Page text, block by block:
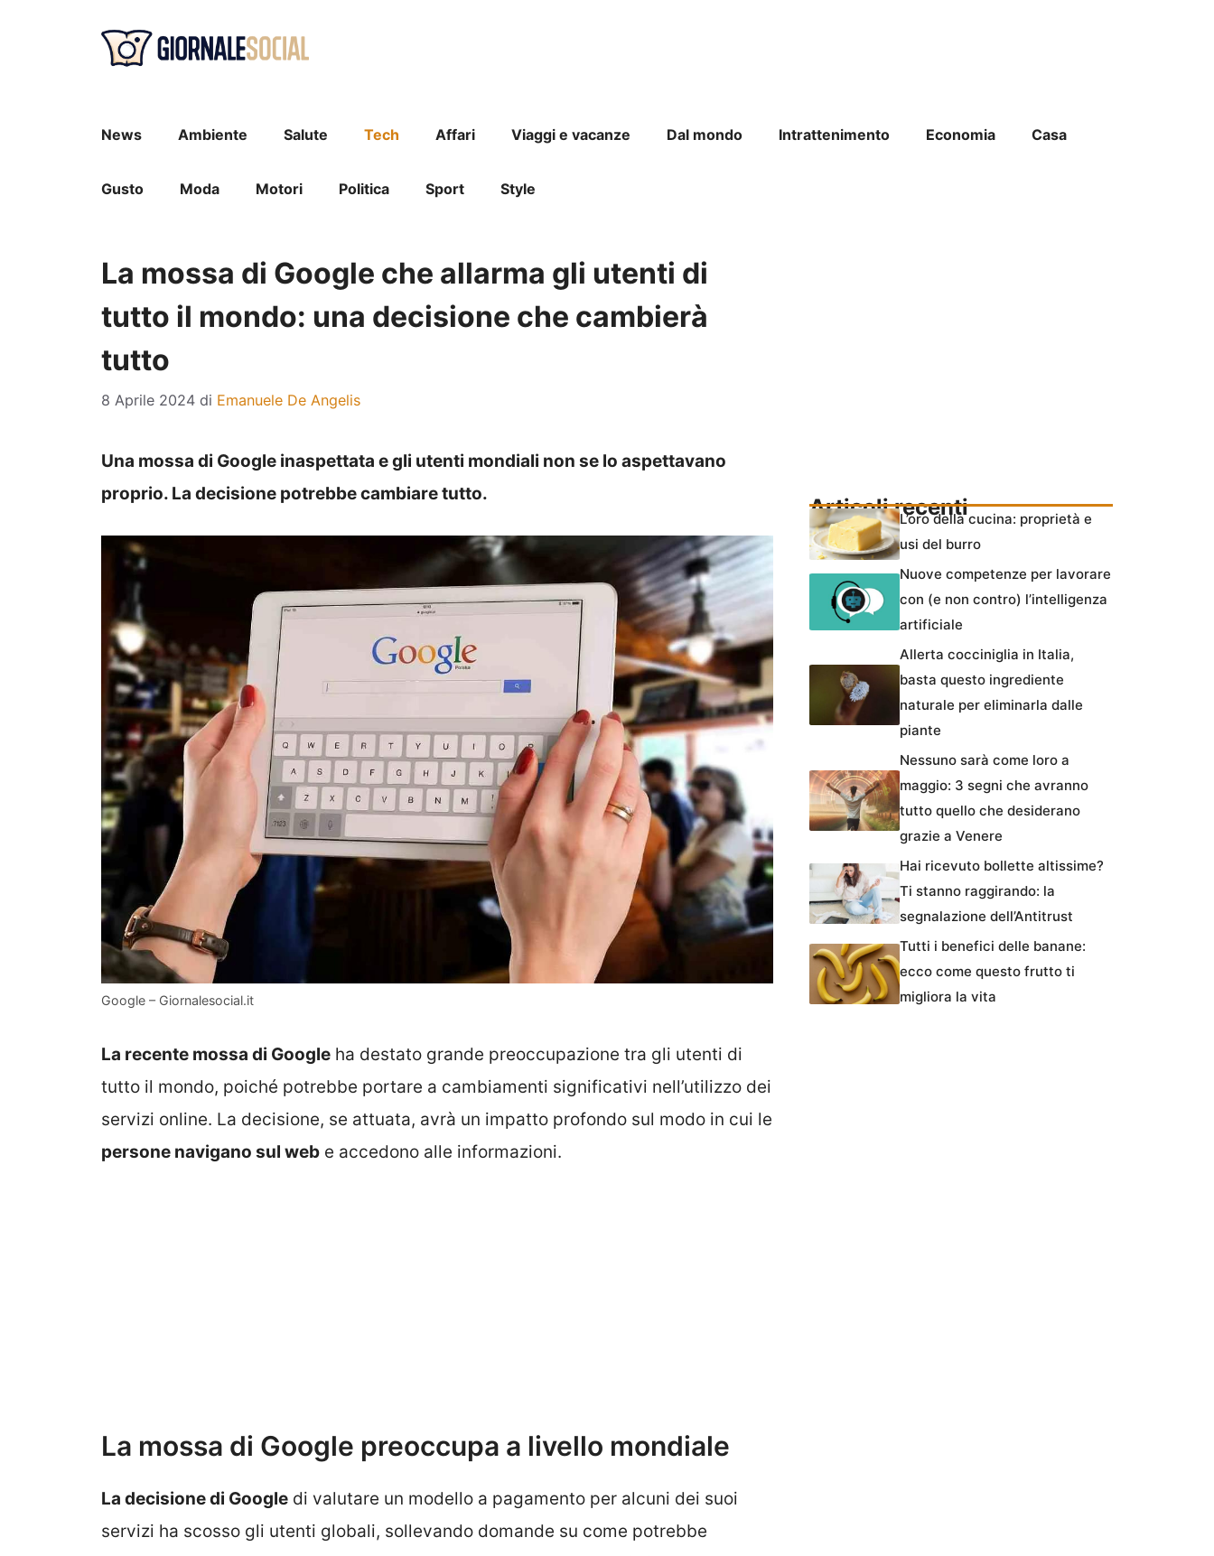
News Ambiente Salute Tech Affari Viaggi e vacanze Dal mondo Intrattenimento Economia Casa
Gusto Moda Motori Politica Sport Style
La mossa di Google che allarma gli utenti di
tutto il mondo: una decisione che cambierà
tutto
8 Aprile 2024 di Emanuele De Angelis
Una mossa di Google inaspettata e gli utenti mondiali non se lo aspettavano
proprio. La decisione potrebbe cambiare tutto.
Google – Giornalesocial.it
La recente mossa di Google ha destato grande preoccupazione tra gli utenti di
tutto il mondo, poiché potrebbe portare a cambiamenti significativi nell’utilizzo dei
servizi online. La decisione, se attuata, avrà un impatto profondo sul modo in cui le
persone navigano sul web e accedono alle informazioni.
La mossa di Google preoccupa a livello mondiale
La decisione di Google di valutare un modello a pagamento per alcuni dei suoi
servizi ha scosso gli utenti globali, sollevando domande su come potrebbe
Articoli recentiL’oro della cucina: proprietà e
usi del burro
Nuove competenze per lavorare
con (e non contro) l’intelligenza
artificiale
Allerta cocciniglia in Italia,
basta questo ingrediente
naturale per eliminarla dalle
piante
Nessuno sarà come loro a
maggio: 3 segni che avranno
tutto quello che desiderano
grazie a Venere
Hai ricevuto bollette altissime?
Ti stanno raggirando: la
segnalazione dell’Antitrust
Tutti i benefici delle banane:
ecco come questo frutto ti
migliora la vita